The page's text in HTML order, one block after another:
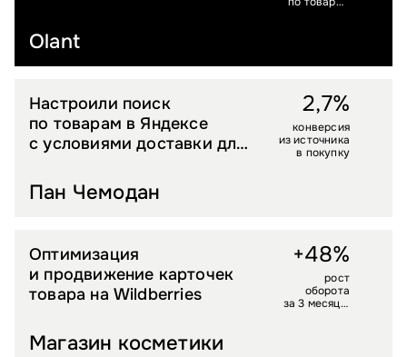
Olant
LIFESTYLE
Пан Чемодан
Настроили поиск
по товарам в Яндексе
с условиями доставки для
2,7%
конверсия
из источника
в покупку
Магазин косметики
BEAUTY
Магазин косметики
Оптимизация
и продвижение карточек
товара на Wildberries
+48%
рост
оборота
за 3 месяца,